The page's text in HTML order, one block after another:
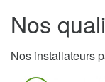
Nos
Nos installateurs